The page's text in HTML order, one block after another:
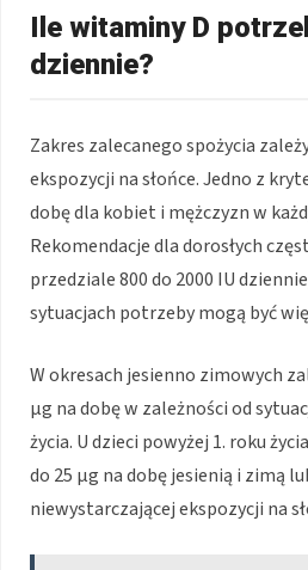
Ile witaminy D
dziennie?
Zakres zalecanego spożycia
ekspozycji na słońce. Jedno z
dobę dla kobiet i mężczyzn w
Rekomendacje dla dorosłych
przedziale 800 do 2000 IU
sytuacjach potrzeby mogą być
W okresach jesienno zimowych
µg na dobę w zależności od
życia. U dzieci powyżej 1. roku
do 25 µg na dobę jesienią i zimą
niewystarczającej ekspozycji na